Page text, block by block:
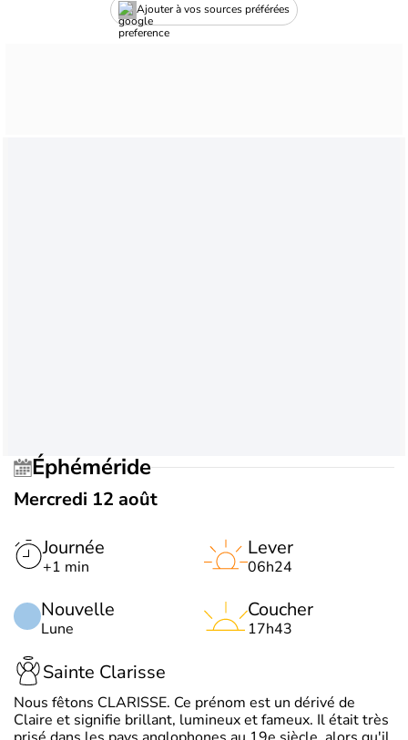
Ajouter à vos sources préférées
Éphéméride
Mercredi 12 août
Journée
+1 min
Nouvelle
Lune
Lever
06h24
Coucher
17h43
Sainte Clarisse
Nous fêtons CLARISSE. Ce prénom est un dérivé de
Claire et signifie brillant, lumineux et fameux. Il était très